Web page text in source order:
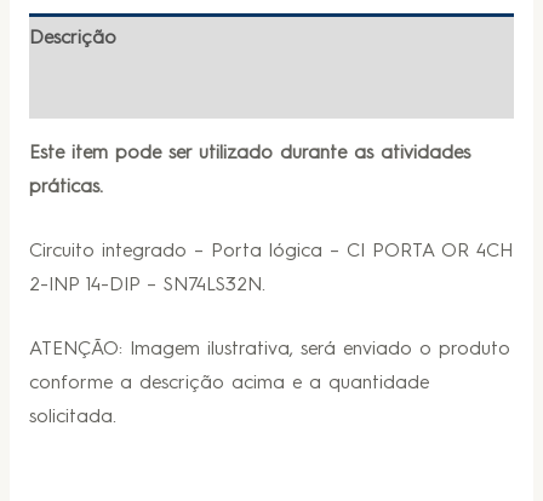
Descrição
Este item pode ser utilizado durante as atividades
práticas.
Circuito integrado – Porta lógica – CI PORTA OR 4CH
2-INP 14-DIP – SN74LS32N.
ATENÇÃO: Imagem ilustrativa, será enviado o produto
conforme a descrição acima e a quantidade
solicitada.